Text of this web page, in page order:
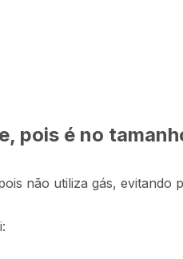
pois é no
não utiliza gás, evitando